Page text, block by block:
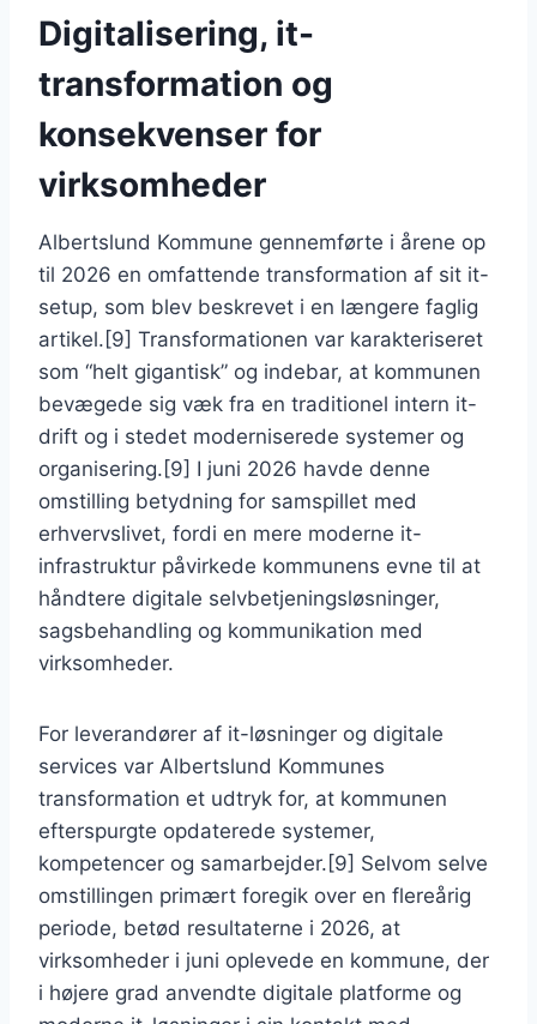
Digitalisering, it-
transformation og
konsekvenser for
virksomheder
Albertslund Kommune gennemførte i årene op
til 2026 en omfattende transformation af sit it-
setup, som blev beskrevet i en længere faglig
artikel.[9] Transformationen var karakteriseret
som “helt gigantisk” og indebar, at kommunen
bevægede sig væk fra en traditionel intern it-
drift og i stedet moderniserede systemer og
organisering.[9] I juni 2026 havde denne
omstilling betydning for samspillet med
erhvervslivet, fordi en mere moderne it-
infrastruktur påvirkede kommunens evne til at
håndtere digitale selvbetjeningsløsninger,
sagsbehandling og kommunikation med
virksomheder.
For leverandører af it-løsninger og digitale
services var Albertslund Kommunes
transformation et udtryk for, at kommunen
efterspurgte opdaterede systemer,
kompetencer og samarbejder.[9] Selvom selve
omstillingen primært foregik over en flereårig
periode, betød resultaterne i 2026, at
virksomheder i juni oplevede en kommune, der
i højere grad anvendte digitale platforme og